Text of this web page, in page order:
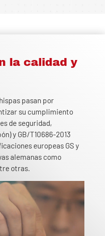
la calidad y
pasan por
su cumplimiento
de seguridad,
y GB/T10686-2013
europeas GS y
alemanas como
otras.